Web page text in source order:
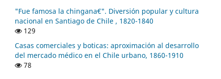
"Fue famosa la chingana€". Diversión popular y cultura
nacional en Santiago de Chile , 1820-1840
129
Casas comerciales y boticas: aproximación al desarrollo
del mercado médico en el Chile urbano, 1860-1910
78